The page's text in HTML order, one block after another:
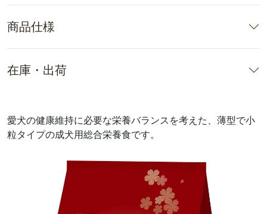
商品仕様
在庫・出荷
愛犬の健康維持に必要な栄養バランスを考えた、薄型で小
粒タイプの成犬用総合栄養食です。